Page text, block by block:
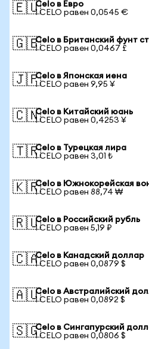
🇪🇺Celo в Евро
1 CELO равен 0,0545 €
🇬🇧Celo в Британский фунт
1 CELO равен 0,0467 £
🇯🇵Celo в Японская иена
1 CELO равен 9,95 ¥
🇨🇳Celo в Китайский юань
1 CELO равен 0,4253 ¥
🇹🇷Celo в Турецкая лира
1 CELO равен 3,01 ₺
🇰🇷Celo в Южнокорейская
1 CELO равен 88,74 ₩
🇷🇺Celo в Российский рубль
1 CELO равен 5,19 ₽
🇨🇦Celo в Канадский доллар
1 CELO равен 0,0879 $
🇦🇺Celo в Австралийский
1 CELO равен 0,0892 $
🇸🇬Celo в Сингапурский
1 CELO равен 0,0806 $